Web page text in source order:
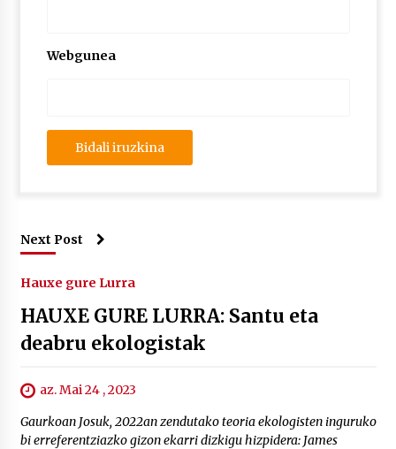
Webgunea
Next Post
Hauxe gure Lurra
HAUXE GURE LURRA: Santu eta
deabru ekologistak
az. Mai 24 , 2023
Gaurkoan Josuk, 2022an zendutako teoria ekologisten inguruko
bi erreferentziazko gizon ekarri dizkigu hizpidera: James